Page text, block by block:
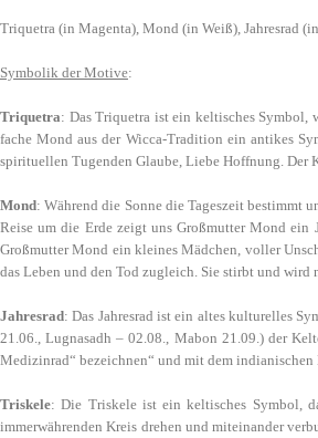
Triquetra (in Magenta), Mond (in Weiß), Jahresrad
Symbolik der Motive:
Triquetra: Das Triquetra ist ein keltisches Symbol,
fache Mond aus der Wicca-Tradition ein antikes
spirituellen Tugenden Glaube, Liebe Hoffnung. Der
Mond: Während die Sonne die Tageszeit bestimmt
Reise um die Erde zeigt uns Großmutter Mond ein
Großmutter Mond ein kleines Mädchen, voller
das Leben und den Tod zugleich. Sie stirbt und
Jahresrad: Das Jahresrad ist ein altes kulturelles
21.06., Lugnasadh – 02.08., Mabon 21.09.) der
Medizinrad“ bezeichnen“ und mit dem
Triskele: Die Triskele ist ein keltisches Symbol,
immerwährenden Kreis drehen und miteinander